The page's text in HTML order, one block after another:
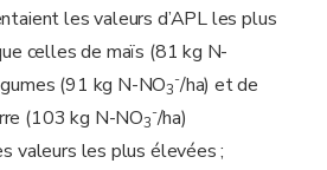
les valeurs d’APL les plus
celles de maïs (81 kg N-
(91 kg N-NO3
-/ha) et de
(103 kg N-NO3
-/ha)
valeurs les plus élevées ;